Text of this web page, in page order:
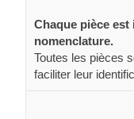
Chaque pièce
nomenclature.
Toutes les pièces
faciliter leur